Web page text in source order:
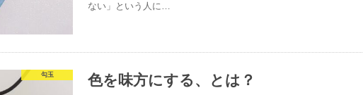
ない」という人に…
勾玉 色を味方にする、とは？